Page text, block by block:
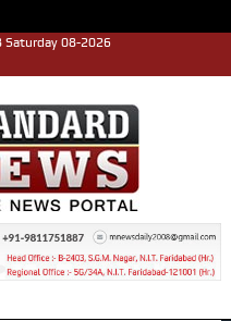
Saturday 08-2026